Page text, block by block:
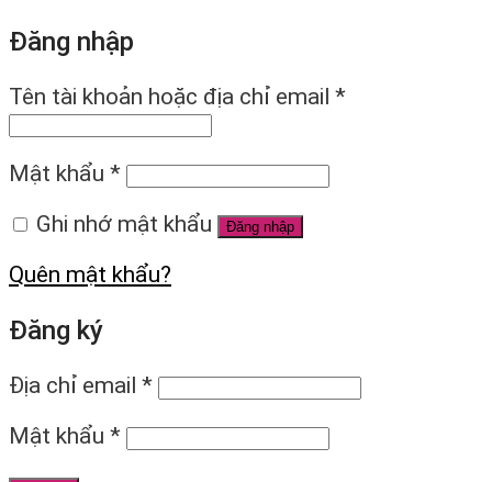
Đăng nhập
Tên tài khoản hoặc địa chỉ email *
Mật khẩu *
Ghi nhớ mật khẩu
Đăng nhập
Quên mật khẩu?
Đăng ký
Địa chỉ email *
Mật khẩu *